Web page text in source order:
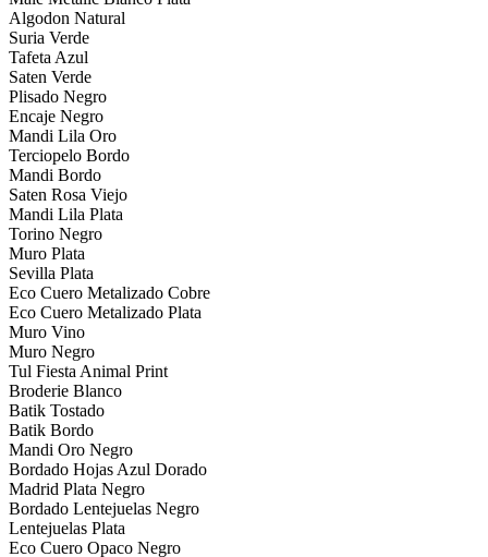
Algodon Natural
Suria Verde
Tafeta Azul
Saten Verde
Plisado Negro
Encaje Negro
Mandi Lila Oro
Terciopelo Bordo
Mandi Bordo
Saten Rosa Viejo
Mandi Lila Plata
Torino Negro
Muro Plata
Sevilla Plata
Eco Cuero Metalizado Cobre
Eco Cuero Metalizado Plata
Muro Vino
Muro Negro
Tul Fiesta Animal Print
Broderie Blanco
Batik Tostado
Batik Bordo
Mandi Oro Negro
Bordado Hojas Azul Dorado
Madrid Plata Negro
Bordado Lentejuelas Negro
Lentejuelas Plata
Eco Cuero Opaco Negro